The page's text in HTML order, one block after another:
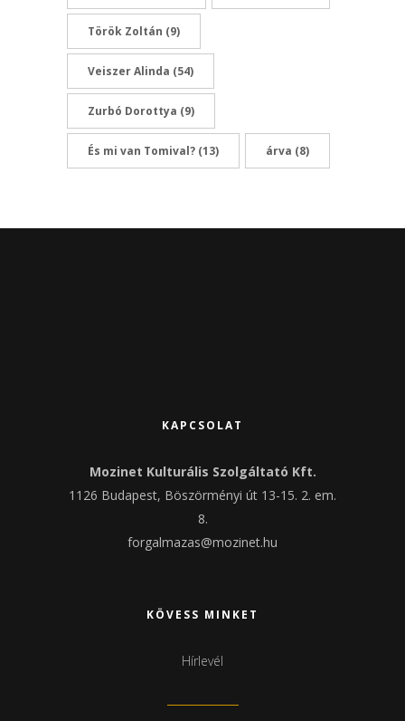
Török Zoltán (9)
Veiszer Alinda (54)
Zurbó Dorottya (9)
És mi van Tomival? (13) árva (8)
KAPCSOLAT
Mozinet Kulturális Szolgáltató Kft.
1126 Budapest, Böszörményi út 13-15. 2. em.
8.
forgalmazas@mozinet.hu
KÖVESS MINKET
Hírlevél